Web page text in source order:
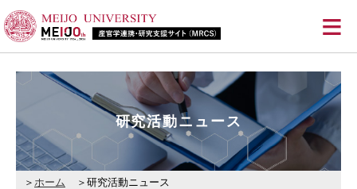
≡
研究活動ニュース
ホーム 研究活動ニュース